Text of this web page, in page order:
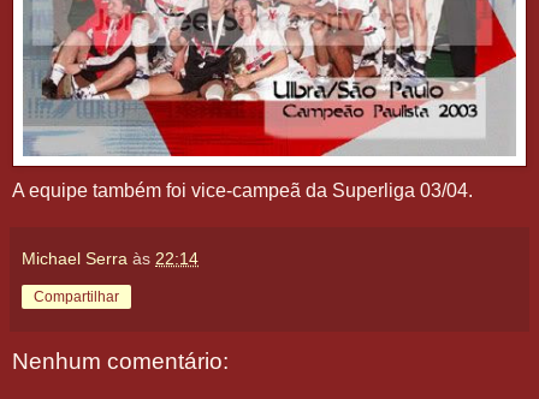
A equipe também foi vice-campeã da Superliga 03/04.
Michael Serra às 22:14
Compartilhar
Nenhum comentário: